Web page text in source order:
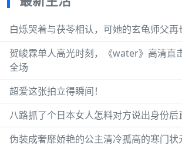
白烁哭着与茯苓相认，可她的玄龟师父再
贺峻霖单人高光时刻，《water》高清直
全场
超爱这张拍立得瞬间！
八路抓了个日本女人怎料对方说出身份后
伪装成奢靡娇艳的公主清冷孤高的寒门